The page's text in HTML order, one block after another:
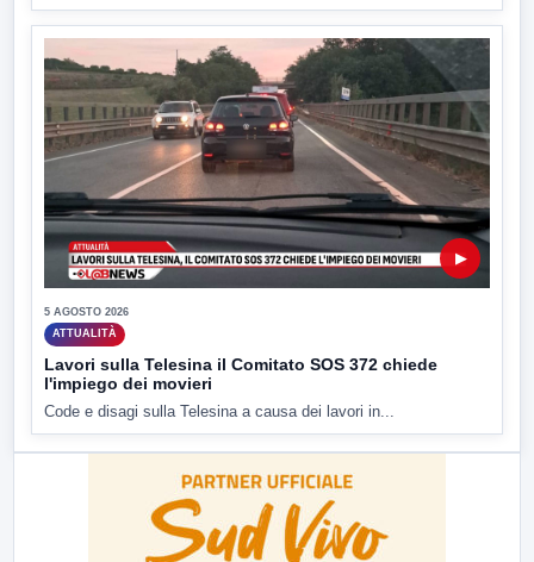
▶
5 AGOSTO 2026
ATTUALITÀ
Lavori sulla Telesina il Comitato SOS 372 chiede
l'impiego dei movieri
Code e disagi sulla Telesina a causa dei lavori in...